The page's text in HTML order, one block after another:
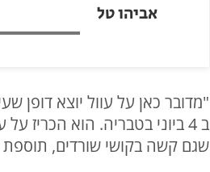
אביהו טל
"מדובר כאן על עוול יוצא דופן
ב 4 ביוני בטבריה. הוא
שגם קשה בקושי שורדים, תוספת של 1.4 מיליון והעניקו את כל הסכום הזה כהנחה ועמיתים. אבל למה